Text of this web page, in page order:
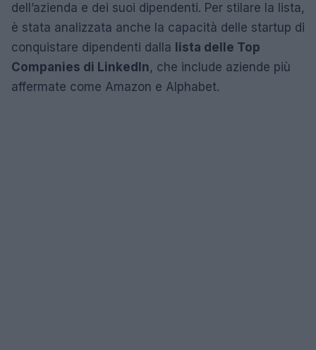
dell’azienda e dei suoi dipendenti. Per stilare la lista,
è stata analizzata anche la capacità delle startup di
conquistare dipendenti dalla lista delle Top
Companies di LinkedIn, che include aziende più
affermate come Amazon e Alphabet.